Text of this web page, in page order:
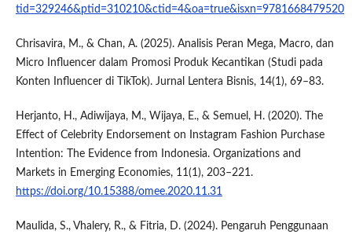
tid=329246&ptid=310210&ctid=4&oa=true&isxn=9781668479520
Chrisavira, M., & Chan, A. (2025). Analisis Peran Mega, Macro, dan
Micro Influencer dalam Promosi Produk Kecantikan (Studi pada
Konten Influencer di TikTok). Jurnal Lentera Bisnis, 14(1), 69–83.
Herjanto, H., Adiwijaya, M., Wijaya, E., & Semuel, H. (2020). The
Effect of Celebrity Endorsement on Instagram Fashion Purchase
Intention: The Evidence from Indonesia. Organizations and
Markets in Emerging Economies, 11(1), 203–221.
https://doi.org/10.15388/omee.2020.11.31
Maulida, S., Vhalery, R., & Fitria, D. (2024). Pengaruh Penggunaan